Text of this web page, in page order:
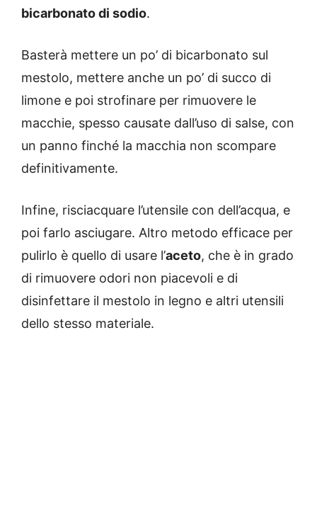
bicarbonato di sodio.
Basterà mettere un po’ di bicarbonato sul
mestolo, mettere anche un po’ di succo di
limone e poi strofinare per rimuovere le
macchie, spesso causate dall’uso di salse, con
un panno finché la macchia non scompare
definitivamente.
Infine, risciacquare l’utensile con dell’acqua, e
poi farlo asciugare. Altro metodo efficace per
pulirlo è quello di usare l’aceto, che è in grado
di rimuovere odori non piacevoli e di
disinfettare il mestolo in legno e altri utensili
dello stesso materiale.